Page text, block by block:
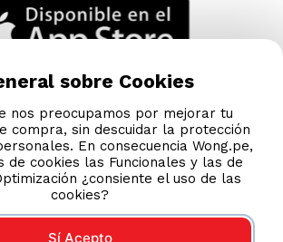
sobre Cookies
nos preocupamos por mejorar tu
compra, sin descuidar la protección
En consecuencia Wong.pe,
de cookies las Funcionales y las de
¿consiente el uso de las
cookies?
Sí Acepto